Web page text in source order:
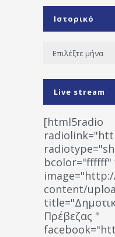
Ιστορικό
Ιστορικό
Live stream
[html5radio
bcolor="ffffff"
content/
Πρέβεζας "